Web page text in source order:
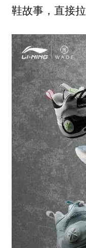
鞋故事，直接拉